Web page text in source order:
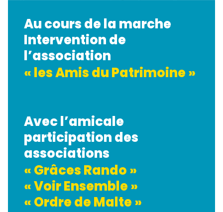
Au cours de la marche
Intervention de
l’association
« les Amis du Patrimoine »
Avec l’amicale
participation des
associations
« Grâces Rando »
« Voir Ensemble »
« Ordre de Malte »